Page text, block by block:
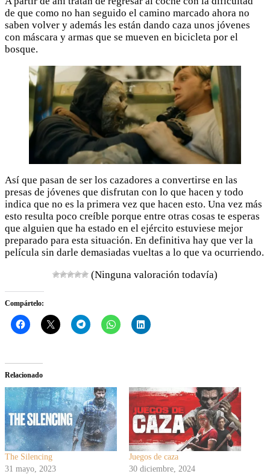
de que como no han seguido el camino marcado ahora no
saben volver y además les están dando caza unos jóvenes
con máscara y armas que se mueven en bicicleta por el
bosque.
Así que pasan de ser los cazadores a convertirse en las
presas de jóvenes que disfrutan con lo que hacen y todo
indica que no es la primera vez que hacen esto. Una vez más
esto resulta poco creíble porque entre otras cosas te esperas
que alguien que ha estado en el ejército estuviese mejor
preparado para esta situación. En definitiva hay que ver la
película sin darle demasiadas vueltas a lo que va ocurriendo.
(Ninguna valoración todavía)
Compártelo:
Relacionado
The Silencing
31 mayo, 2023
Juegos de caza
30 diciembre, 2024